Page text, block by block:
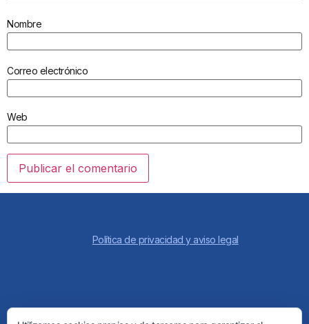
Nombre
Correo electrónico
Web
Política de privacidad y aviso legal